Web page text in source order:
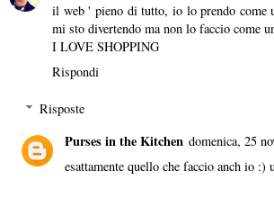
il web ' pieno di tutto, io lo prendo come
mi sto divertendo ma non lo faccio come
I LOVE SHOPPING
Rispondi
Risposte
Purses in the Kitchen domenica, 25
esattamente quello che faccio anch io :)